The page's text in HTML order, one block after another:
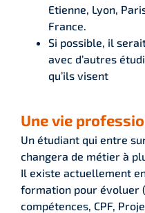
Etienne, Lyon,
France.
Si possible, il
avec d’autres
qu’ils visent
Une vie
Un étudiant qui entre
changera de métier à
Il existe actuellement
formation pour évoluer
compétences, CPF,